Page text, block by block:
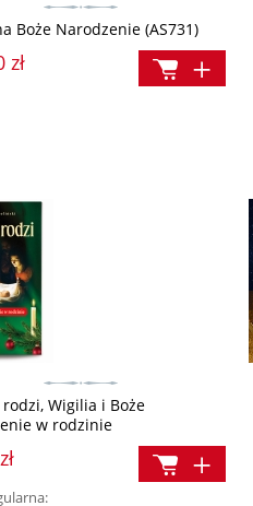
Boże Narodzenie (AS731)
zł
rodzi, Wigilia i Boże
w rodzinie